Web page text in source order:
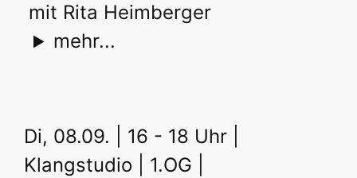
mit Rita Heimberger
mehr...
Di, 08.09. | 16 - 18 Uhr |
Klangstudio | 1.OG |